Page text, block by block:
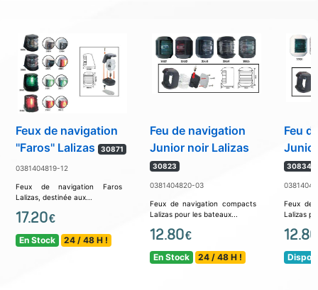
Feux de navigation
''Faros'' Lalizas
30871
0381404819-12
Feux de navigation Faros
Lalizas, destinée aux...
17.20€
En Stock 24 / 48 H !
Feu de navigation
Junior noir Lalizas
30823
0381404820-03
Feux de navigation compacts
Lalizas pour les bateaux...
12.80€
En Stock 24 / 48 H !
Feu
30834
Feux de
Lalizas
12.80